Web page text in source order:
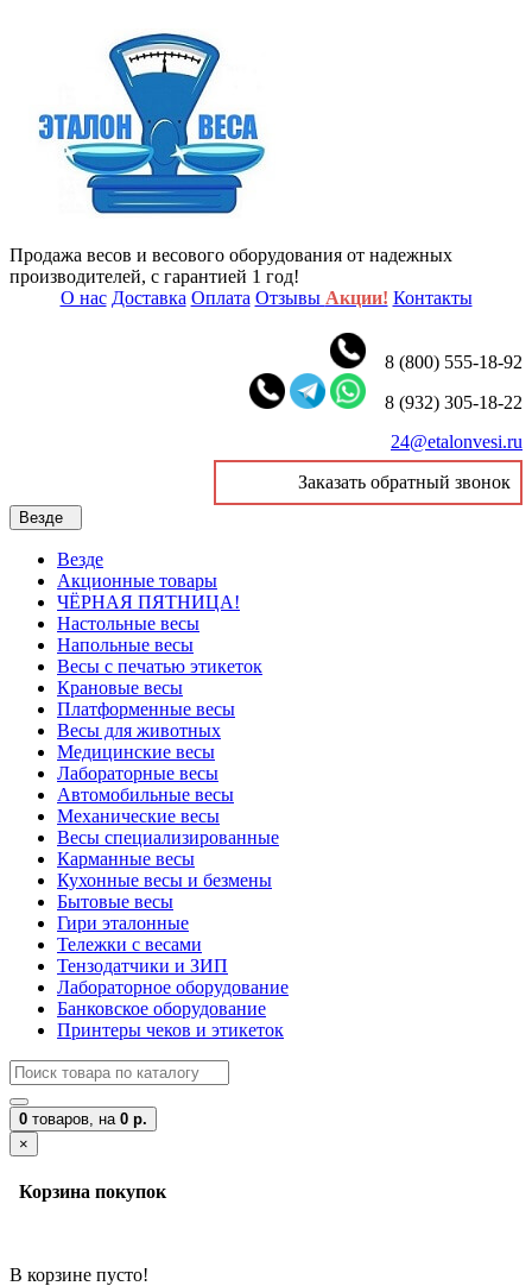
Продажа весов и весового оборудования от надежных
производителей, с гарантией 1 год!
О нас Доставка Оплата Отзывы Акции! Контакты
8 (800) 555-18-92
8 (932) 305-18-22
24@etalonvesi.ru
Заказать обратный звонок
Везде
Везде
Акционные товары
ЧЁРНАЯ ПЯТНИЦА!
Настольные весы
Напольные весы
Весы с печатью этикеток
Крановые весы
Платформенные весы
Весы для животных
Медицинские весы
Лабораторные весы
Автомобильные весы
Механические весы
Весы специализированные
Карманные весы
Кухонные весы и безмены
Бытовые весы
Гири эталонные
Тележки с весами
Тензодатчики и ЗИП
Лабораторное оборудование
Банковское оборудование
Принтеры чеков и этикеток
0 товаров, на 0 р.
×
Корзина покупок
В корзине пусто!